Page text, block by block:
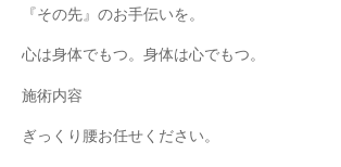
『その先』のお手伝いを。
心は身体でもつ。身体は心でもつ。
施術内容
ぎっくり腰お任せください。